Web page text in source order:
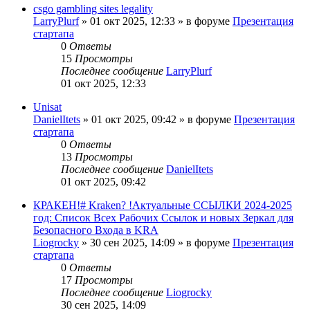
csgo gambling sites legality
LarryPlurf» 01 окт 2025, 12:33 » в форуме Презентация
стартапа
0 Ответы
15 Просмотры
Последнее сообщение LarryPlurf
01 окт 2025, 12:33
Unisat
DanielItets » 01 окт 2025, 09:42 » в форуме Презентация
стартапа
0 Ответы
13 Просмотры
Последнее сообщение DanielItets
01 окт 2025, 09:42
КРАКЕН!# Kraken? !Актуальные ССЫЛКИ 2024-2025
год: Список Всех Рабочих Ссылок и новых Зеркал для
Безопасного Входа в KRA
Liogrocky » 30 сен 2025, 14:09 » в форуме Презентация
стартапа
0 Ответы
17 Просмотры
Последнее сообщение Liogrocky
30 сен 2025, 14:09